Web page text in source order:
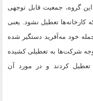
گروه، جمعیت قابل توجهی
کارخانه‌ها تعطیل نشود. یعنی
خود مه‌آفرید دستگیر شده
وجه شرکت‌ها به تعطیلی کشیده
کردند و در مورد آن